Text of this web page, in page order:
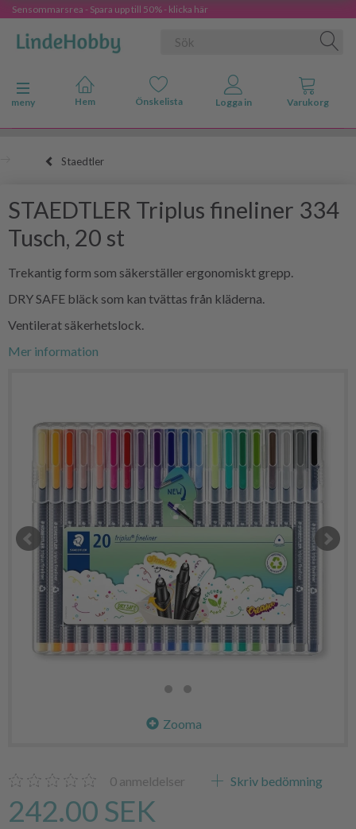
Sensommarsrea - Spara upp till 50% - klicka här
Ändra navigering
meny
Staedtler
STAEDTLER Triplus fineliner 334
Tusch, 20 st
Trekantig form som säkerställer ergonomiskt grepp.
DRY SAFE bläck som kan tvättas från kläderna.
Ventilerat säkerhetslock.
Mer information
Zooma
0 anmeldelser Skriv bedömning
242.00 SEK